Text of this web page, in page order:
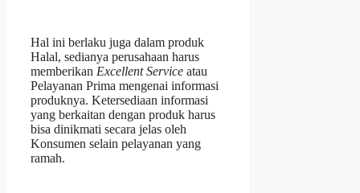
Hal ini berlaku juga dalam produk
Halal, sedianya perusahaan harus
memberikan Excellent Service atau
Pelayanan Prima mengenai informasi
produknya. Ketersediaan informasi
yang berkaitan dengan produk harus
bisa dinikmati secara jelas oleh
Konsumen selain pelayanan yang
ramah.